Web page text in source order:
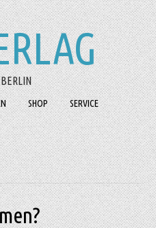
SHOP SERVICE